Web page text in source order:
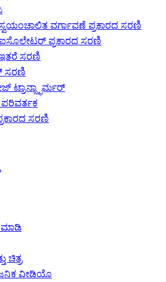
ವರ್ಗಾವಣೆ ಪ್ರಕಾರದ ಸರಣಿ
ಪ್ರಕಾರದ ಸರಣಿ
ಸರಣಿ
ಸರಣಿ
ಟ್ರಾನ್ಸ್ಫಾರ್ಮರ್
ಪರಿವರ್ತಕ
ಸರಣಿ
ಚಿತ್ರ
ವೀಡಿಯೊ